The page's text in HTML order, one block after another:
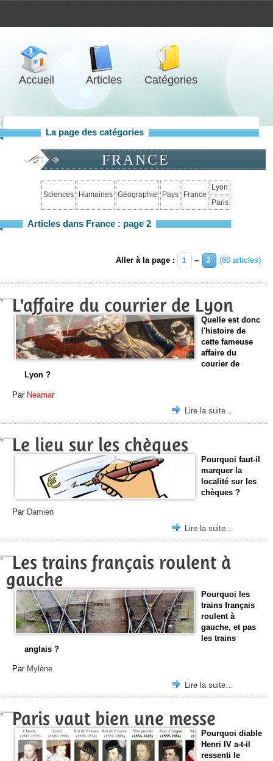
Accueil Articles Catégories
La page des catégories
FRANCE
Sciences Humaines Géographie Pays France
Lyon
Paris
Articles dans France : page 2
Aller à la page : 1 – 2 (60 articles)
L'affaire du courrier de Lyon
Quelle est donc
l'histoire de
cette fameuse
affaire du
courier de
Lyon ?
Par Neamar
Lire la suite…
Le lieu sur les chèques
Pourquoi faut-il
marquer la
localité sur les
chèques ?
Par Damien
Lire la suite…
Les trains français roulent à
gauche
Pourquoi les
trains français
roulent à
gauche, et pas
les trains
anglais ?
Par Mylène
Lire la suite…
Paris vaut bien une messe
Pourquoi diable
Henri IV a-t-il
ressenti le